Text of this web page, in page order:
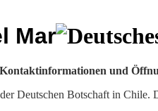
Mar
und
Deutschen Botschaft in Chile.